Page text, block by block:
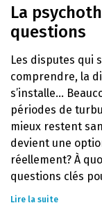
La
questions
Les disputes qui
comprendre, la
s’installe…
périodes de
mieux restent
devient une
réellement? À
questions clés
Lire la suite